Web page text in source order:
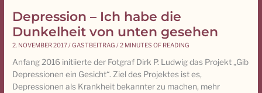
Depression – Ich habe die
Dunkelheit von unten gesehen
2. NOVEMBER 2017/GASTBEITRAG /2 MINUTES OF READING
Anfang 2016 initiierte der Fotgraf Dirk P. Ludwig das Projekt „Gib
Depressionen ein Gesicht“. Ziel des Projektes ist es,
Depressionen als Krankheit bekannter zu machen, mehr
Depression
–
Ich
die
Dunkelheit
von